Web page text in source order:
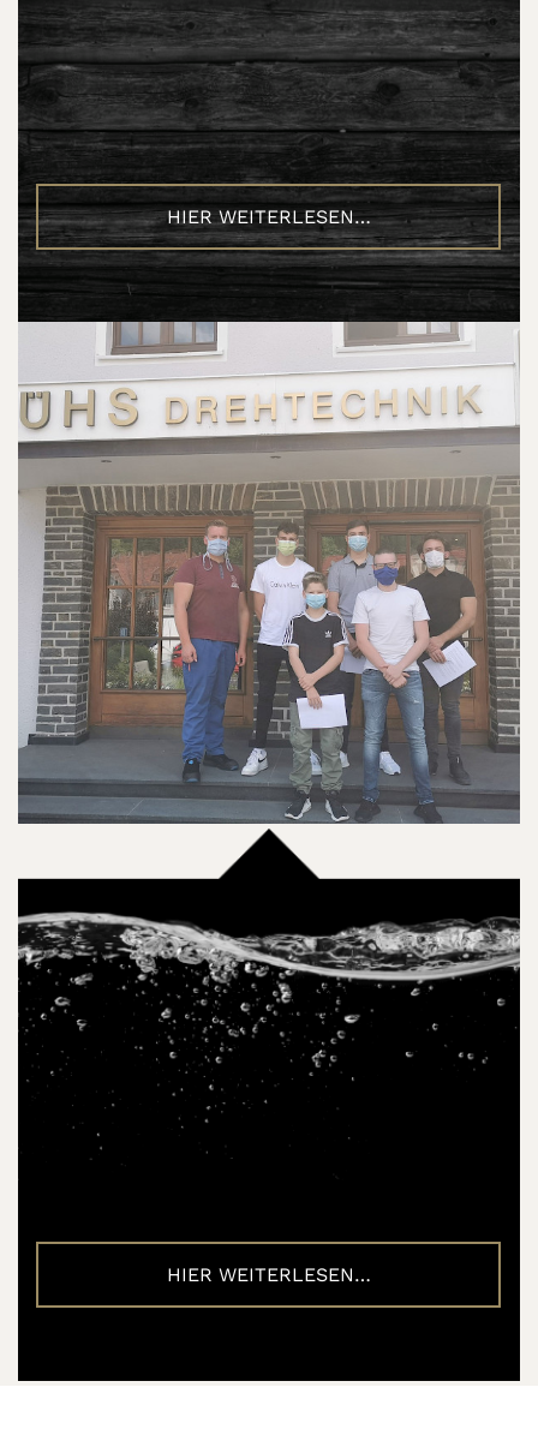
08.02.2021
-Noureddin
Die Ausbildung in Corona-Zeiten
HIER WEITERLESEN…
HIER WEITERLESEN…